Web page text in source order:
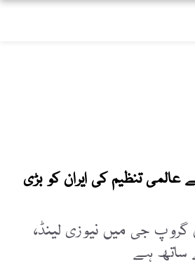
عالمی تنظیم کی ایران کو بڑی
گروپ جی میں نیوزی لینڈ،
ساتھ ہے